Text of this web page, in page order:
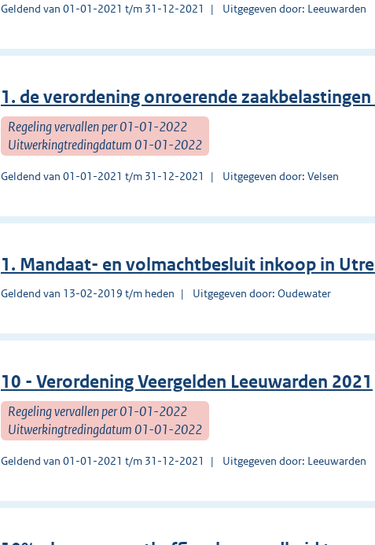
Geldend van 01-01-2021 t/m 31-12-2021 Uitgegeven door: Leeuwarden
1. de verordening onroerende zaakbelastingen
Regeling vervallen per 01-01-2022
Uitwerkingtredingdatum 01-01-2022
Geldend van 01-01-2021 t/m 31-12-2021 Uitgegeven door: Velsen
1. Mandaat- en volmachtbesluit inkoop in
Geldend van 13-02-2019 t/m heden Uitgegeven door: Oudewater
10 - Verordening Veergelden Leeuwarden 2021
Regeling vervallen per 01-01-2022
Uitwerkingtredingdatum 01-01-2022
Geldend van 01-01-2021 t/m 31-12-2021 Uitgegeven door: Leeuwarden